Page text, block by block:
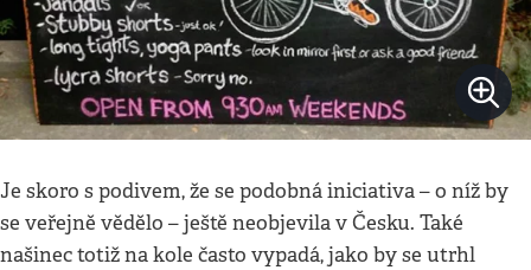
Je skoro s podivem, že se podobná iniciativa – o níž by
se veřejně vědělo – ještě neobjevila v Česku. Také
našinec totiž na kole často vypadá, jako by se utrhl